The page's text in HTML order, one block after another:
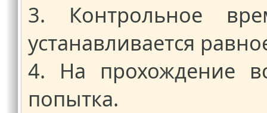
3. Контрольное
устанавливается
4. На прохождение
попытка.